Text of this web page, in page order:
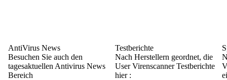
AntiVirus News
Besuchen Sie auch den
tagesaktuellen Antivirus News
Bereich
Testberichte
Nach Herstellern geordnet, die
User Virenscanner Testberichte
hier :